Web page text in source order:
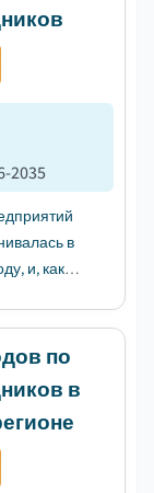
2035
в
и, как
по
в